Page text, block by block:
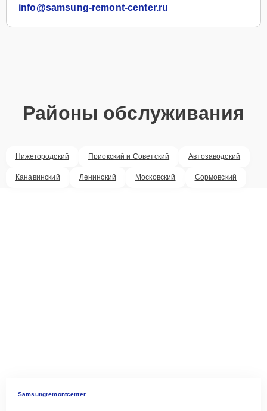
info@samsung-remont-center.ru
Районы обслуживания
Нижегородский Приокский и Советский Автозаводский
Канавинский Ленинский Московский Сормовский
Samsungremontcenter